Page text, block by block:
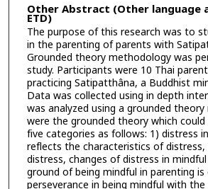
Other Abstract (Other language
ETD)
The purpose of this research was to
in the parenting of parents with
Grounded theory methodology was
study. Participants were 10 Thai
practicing Satipatthâna, a Buddhist
Data was collected using in depth
was analyzed using a grounded
were the grounded theory which could
five categories as follows: 1) distress
reflects the characteristics of distress,
distress, changes of distress in
ground of being mindful in parenting
perseverance in being mindful with the